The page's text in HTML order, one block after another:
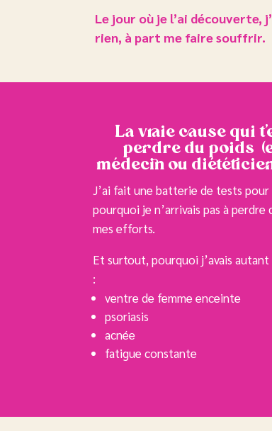
Le jour où je l’ai découverte,
rien, à part me faire souffrir.
La vraie cause qui
perdre du poids
médecin ou
J’ai fait une batterie de tests
pourquoi je n’arrivais pas à perdre
mes efforts.
Et surtout, pourquoi j’avais
:
ventre de femme enceinte
psoriasis
acnée
fatigue constante